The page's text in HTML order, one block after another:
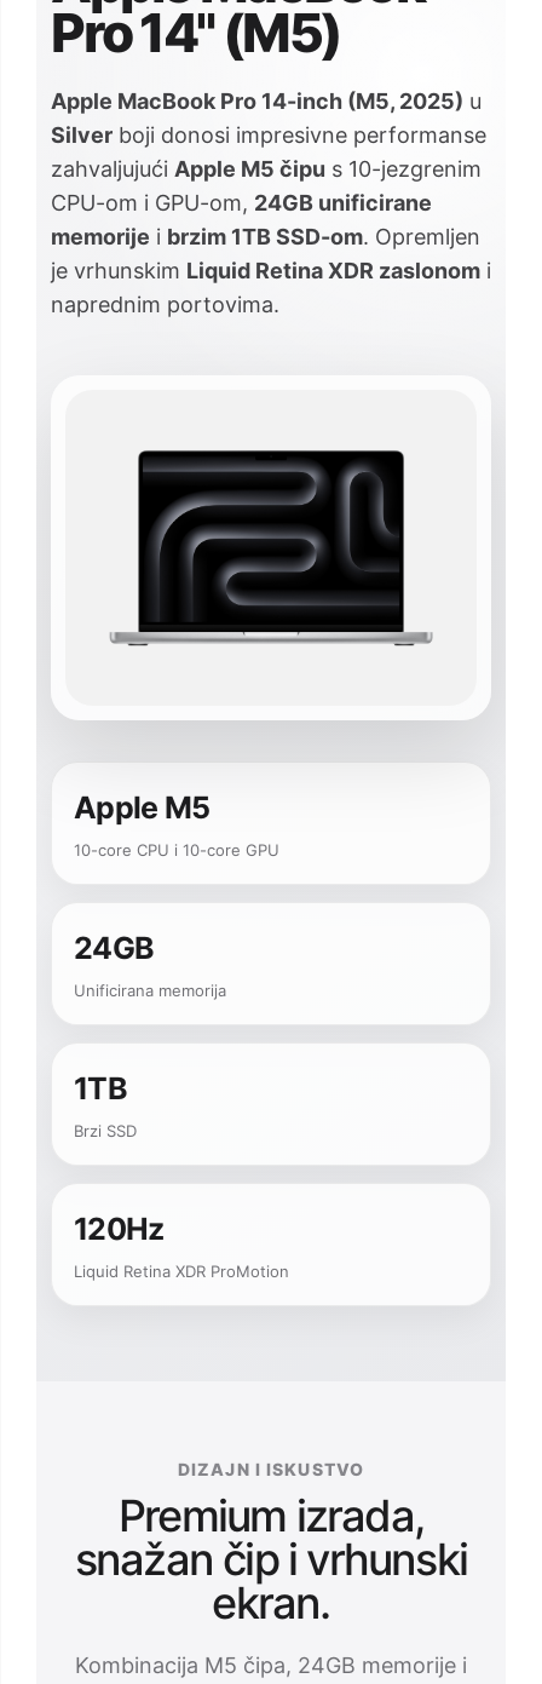
Pro 14" (M5)
Apple MacBook Pro 14-inch (M5, 2025) u
Silver boji donosi impresivne performanse
zahvaljujući Apple M5 čipu s 10-jezgrenim
CPU-om i GPU-om, 24GB unificirane
memorije i brzim 1TB SSD-om. Opremljen
je vrhunskim Liquid Retina XDR zaslonom i
naprednim portovima.
Apple M5
10-core CPU i 10-core GPU
24GB
Unificirana memorija
1TB
Brzi SSD
120Hz
Liquid Retina XDR ProMotion
DIZAJN I ISKUSTVO
Premium izrada,
snažan čip i vrhunski
ekran.
Kombinacija M5 čipa, 24GB memorije i